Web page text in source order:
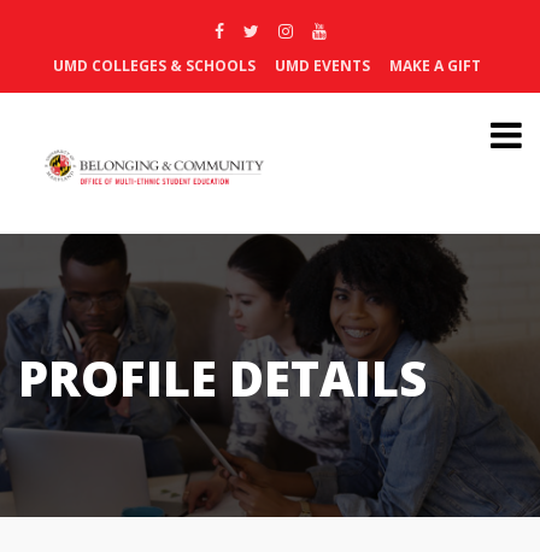
UMD COLLEGES & SCHOOLS UMD EVENTS MAKE A GIFT
PROFILE DETAILS